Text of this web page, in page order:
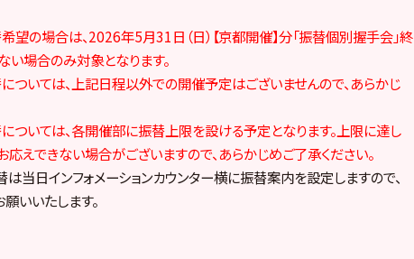
の場合は、2026年5月31日（日）【京都開催】分「振替個別握手会」終
場合のみ対象となります。
いては、上記日程以外での開催予定はございませんので、あらかじ
いては、各開催部に振替上限を設ける予定となります。上限に達し
えできない場合がございますので、あらかじめご了承ください。
当日インフォメーションカウンター横に振替案内を設定しますので、
いいたします。